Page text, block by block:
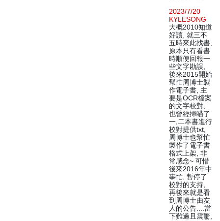
2023/7/20
KYLESONG
大概2010知道
好讀, 就三不
五時來此找書,
原本只有看書
時順便回報一
些文字勘誤,
後來2015開始
幫忙周博士製
作電子書, 主
要是OCR檔案
的文字校對,
也曾經掃瞄了
一,二本書進行
校對提供txt,
周博士也幫忙
製作了電子書
格式上架, 非
常感念~ 可惜
後來2016年中
事忙, 暫停了
校對的支持,
再後來就是看
到周博士由友
人的公告....當
下難過且震驚,